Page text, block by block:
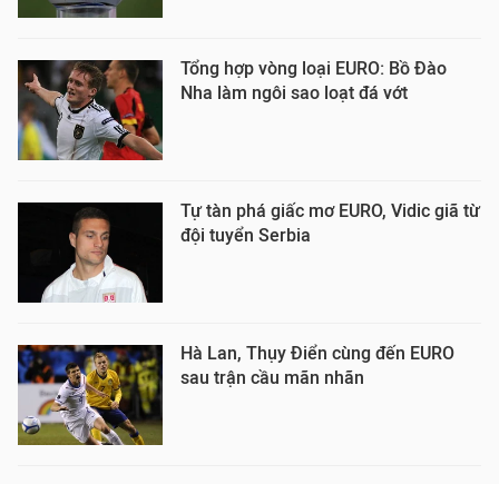
Tổng hợp vòng loại EURO: Bồ Đào
Nha làm ngôi sao loạt đá vớt
Tự tàn phá giấc mơ EURO, Vidic giã từ
đội tuyển Serbia
Hà Lan, Thụy Điển cùng đến EURO
sau trận cầu mãn nhãn